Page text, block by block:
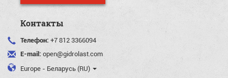
Контакты
Телефон: +7 812 3366094
E-mail: open@gidrolast.com
Europe - Беларусь (RU)